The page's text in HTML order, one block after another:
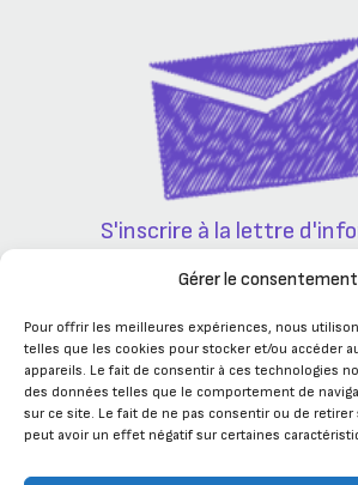
Gérer le consentement
Pour offrir les meilleures expériences, nous
telles que les cookies pour stocker et/ou accéder
appareils. Le fait de consentir à ces technologies
des données telles que le comportement de
sur ce site. Le fait de ne pas consentir ou de
peut avoir un effet négatif sur certaines
S'inscrire à la lettre